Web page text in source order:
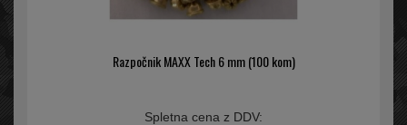
Razpočnik MAXX Tech 6 mm (100 kom)
Spletna cena z DDV: